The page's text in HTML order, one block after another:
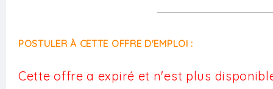
POSTULER À CETTE OFFRE D'EMPLOI :
Cette offre a expiré et n'est plus